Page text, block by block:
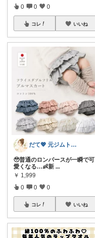
0 0 0
コレ いいね
だて💖 元ジムトレーナーママ子育て美容
🥹普通のロンパースが一瞬で可
愛くなる…👶新 ...
￥ 1,999
0 0 0
コレ いいね